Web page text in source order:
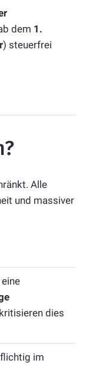
dem 1.
) steuerfrei
Alle
und massiver
dies
im